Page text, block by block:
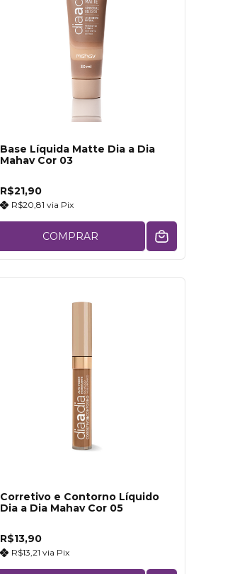
Base Líquida Matte Dia a Dia
Mahav Cor 03
R$21,90
R$20,81 via Pix
COMPRAR
Corretivo e Contorno Líquido
Dia a Dia Mahav Cor 05
R$13,90
R$13,21 via Pix